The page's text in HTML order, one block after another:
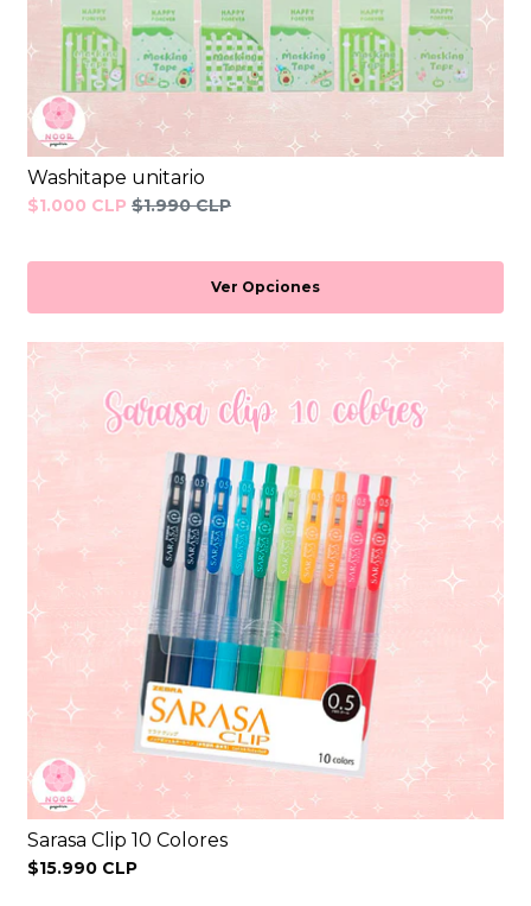
Washitape unitario
$1.000 CLP $1.990 CLP
Ver Opciones
Sarasa Clip 10 Colores
$15.990 CLP